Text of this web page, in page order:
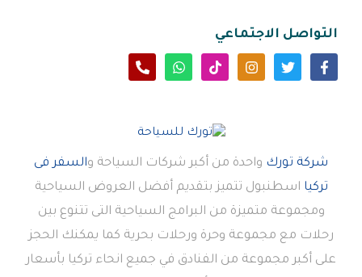
التواصل الاجتماعي
شركة تورك واحدة من أكبر شركات السياحة والسفر فى
تركيا اسطنبول تتميز بتقديم أفضل العروض السياحية
ومجموعة متميزة من البرامج السياحية التى تتنوع بين
رحلات مع مجموعة وحرة ورحلات بحرية كما يمكنك الحجز
على أكبر مجموعة من الفنادق في جميع انحاء تركيا بأسعار